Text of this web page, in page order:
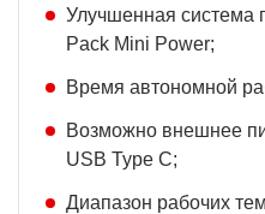
Улучшенная система
Pack Mini Power;
Время автономной
Возможно внешнее
USB Type C;
Диапазон рабочих